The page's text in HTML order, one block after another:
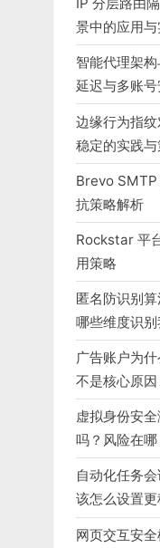
景中的应用
智能代理架
延迟与多账
边缘行为指
稳定的实践与
Brevo SMTP
抗策略解析
Rockstar 平
用策略
匿名防识别
哪些维度识别
广告账户为
不是核心原因
虚拟身份安
吗？风险在哪
自动化任务
该怎么设置更
网页交互安